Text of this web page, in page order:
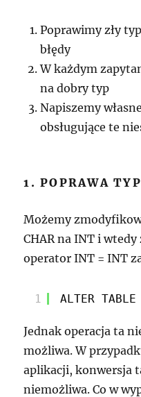
Poprawimy zły
błędy
W każdym
na dobry typ
Napiszemy
obsługujące te
1. POPRAWA
Możemy
CHAR na INT i
operator INT = INT
1 ALTER
Jednak operacja ta
możliwa. W
aplikacji, konwersja
niemożliwa. Co w